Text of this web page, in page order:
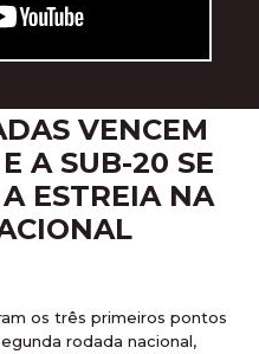
VENCEM
A SUB-20 SE
ESTREIA NA
os três primeiros pontos
rodada nacional,